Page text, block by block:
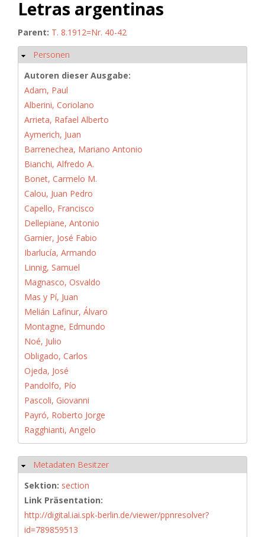
Letras argentinas
Parent: T. 8.1912=Nr. 40-42
Hide
Personen
Autoren dieser Ausgabe:
Adam, Paul
Alberini, Coriolano
Arrieta, Rafael Alberto
Aymerich, Juan
Barrenechea, Mariano Antonio
Bianchi, Alfredo A.
Bonet, Carmelo M.
Calou, Juan Pedro
Capello, Francisco
Dellepiane, Antonio
Garnier, José Fabio
Ibarlucía, Armando
Linnig, Samuel
Magnasco, Osvaldo
Mas y Pí, Juan
Melián Lafinur, Álvaro
Montagne, Edmundo
Noé, Julio
Obligado, Carlos
Ojeda, José
Pandolfo, Pío
Pascoli, Giovanni
Payró, Roberto Jorge
Ragghianti, Angelo
Hide
Metadaten Besitzer
Sektion: section
Link Präsentation:
http://digital.iai.spk-berlin.de/viewer/ppnresolver?
id=789859513